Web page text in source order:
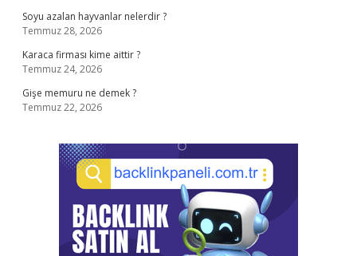
Soyu azalan hayvanlar nelerdir ?
Temmuz 28, 2026
Karaca firması kime aittir ?
Temmuz 24, 2026
Gişe memuru ne demek ?
Temmuz 22, 2026